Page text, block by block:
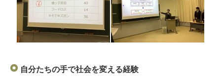
自分たちの手で社会を変える経験